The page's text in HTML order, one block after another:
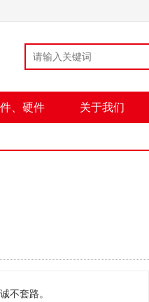
、硬件 关于我们
不套路。